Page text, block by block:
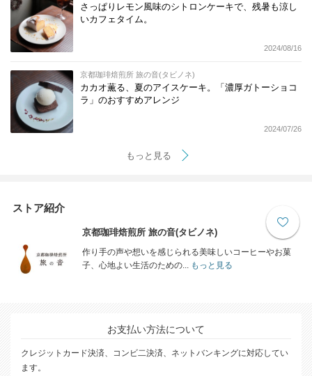
さっぱりレモン風味のシトロンケーキで、残暑も涼し
いカフェタイム。
2024/08/16
京都珈琲焙煎所 旅の音(タビノネ)
カカオ薫る、夏のアイスケーキ。「濃厚ガトーショコ
ラ」のおすすめアレンジ
2024/07/26
もっと見る
ストア紹介
京都珈琲焙煎所 旅の音(タビノネ)
作り手の声や想いを感じられる美味しいコーヒーやお菓
子、心地よい生活のための...
もっと見る
お支払い方法について
クレジットカード決済、コンビ二決済、ネットバンキングに対応してい
ます。